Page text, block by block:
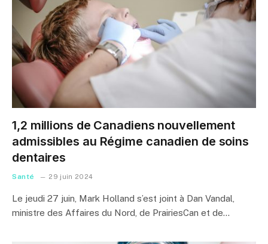
1,2 millions de Canadiens nouvellement
admissibles au Régime canadien de soins
dentaires
Santé 29 juin 2024
Le jeudi 27 juin, Mark Holland s’est joint à Dan Vandal,
ministre des Affaires du Nord, de PrairiesCan et de…